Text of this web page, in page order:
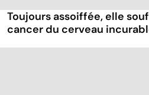
Toujours assoiffée, elle
cancer du cerveau